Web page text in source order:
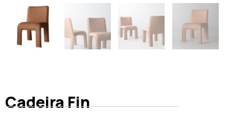
Cadeira Fin